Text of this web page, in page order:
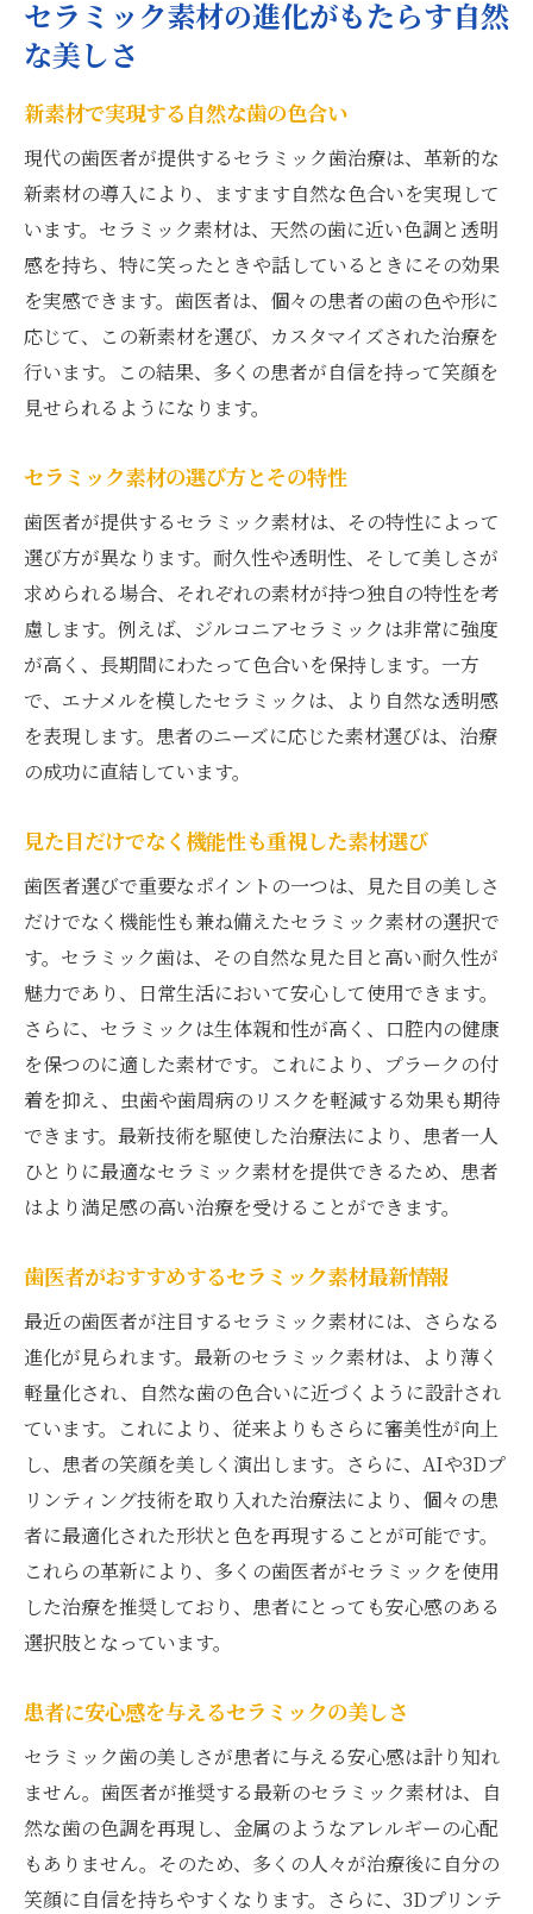
セラミック素材の進化がもたらす自然
な美しさ
新素材で実現する自然な歯の色合い
現代の歯医者が提供するセラミック歯治療は、革新的な
新素材の導入により、ますます自然な色合いを実現して
います。セラミック素材は、天然の歯に近い色調と透明
感を持ち、特に笑ったときや話しているときにその効果
を実感できます。歯医者は、個々の患者の歯の色や形に
応じて、この新素材を選び、カスタマイズされた治療を
行います。この結果、多くの患者が自信を持って笑顔を
見せられるようになります。
セラミック素材の選び方とその特性
歯医者が提供するセラミック素材は、その特性によって
選び方が異なります。耐久性や透明性、そして美しさが
求められる場合、それぞれの素材が持つ独自の特性を考
慮します。例えば、ジルコニアセラミックは非常に強度
が高く、長期間にわたって色合いを保持します。一方
で、エナメルを模したセラミックは、より自然な透明感
を表現します。患者のニーズに応じた素材選びは、治療
の成功に直結しています。
見た目だけでなく機能性も重視した素材選び
歯医者選びで重要なポイントの一つは、見た目の美しさ
だけでなく機能性も兼ね備えたセラミック素材の選択で
す。セラミック歯は、その自然な見た目と高い耐久性が
魅力であり、日常生活において安心して使用できます。
さらに、セラミックは生体親和性が高く、口腔内の健康
を保つのに適した素材です。これにより、プラークの付
着を抑え、虫歯や歯周病のリスクを軽減する効果も期待
できます。最新技術を駆使した治療法により、患者一人
ひとりに最適なセラミック素材を提供できるため、患者
はより満足感の高い治療を受けることができます。
歯医者がおすすめするセラミック素材最新情報
最近の歯医者が注目するセラミック素材には、さらなる
進化が見られます。最新のセラミック素材は、より薄く
軽量化され、自然な歯の色合いに近づくように設計され
ています。これにより、従来よりもさらに審美性が向上
し、患者の笑顔を美しく演出します。さらに、AIや3Dプ
リンティング技術を取り入れた治療法により、個々の患
者に最適化された形状と色を再現することが可能です。
これらの革新により、多くの歯医者がセラミックを使用
した治療を推奨しており、患者にとっても安心感のある
選択肢となっています。
患者に安心感を与えるセラミックの美しさ
セラミック歯の美しさが患者に与える安心感は計り知れ
ません。歯医者が推奨する最新のセラミック素材は、自
然な歯の色調を再現し、金属のようなアレルギーの心配
もありません。そのため、多くの人々が治療後に自分の
笑顔に自信を持ちやすくなります。さらに、3Dプリンテ